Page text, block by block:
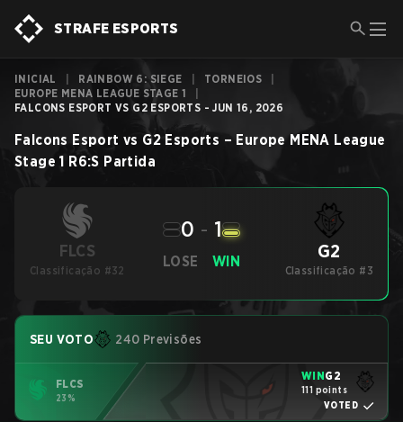
STRAFE ESPORTS
INICIAL RAINBOW 6: SIEGE TORNEIOS
EUROPE MENA LEAGUE STAGE 1
FALCONS ESPORT VS G2 ESPORTS - JUN 16, 2026
Falcons Esport vs G2 Esports – Europe MENA League
Stage 1 R6:S Partida
FLCS
Classificação #32
LOSE
0 - 1
WIN G2
Classificação #3
SEU VOTO 240 Previsões
FLCS
23%
WING2
111 points
VOTED